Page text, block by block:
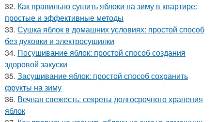
32. Как правильно сушить яблоки на зиму в квартире:
простые и эффективные методы
33. Сушка яблок в домашних условиях: простой способ
без духовки и электросушилки
34. Посушивание яблок: простой способ создания
здоровой закуски
35. Засушивание яблок: простой способ сохранить
фрукты на зиму
36. Вечная свежесть: секреты долгосрочного хранения
яблок